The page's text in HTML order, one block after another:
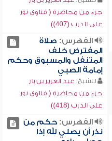
جزء من محاضرة ( فتاوى نور
على الدرب (407))
الفهرس: صلاة
المفترض خلف
المتنفل والمسبوق وحكم
إمامة الصبي
للشيخ: عبد العزيز بن باز
جزء من محاضرة ( فتاوى نور
على الدرب (418))
الفهرس:حكم من
نذر أن يصلي لله إذا